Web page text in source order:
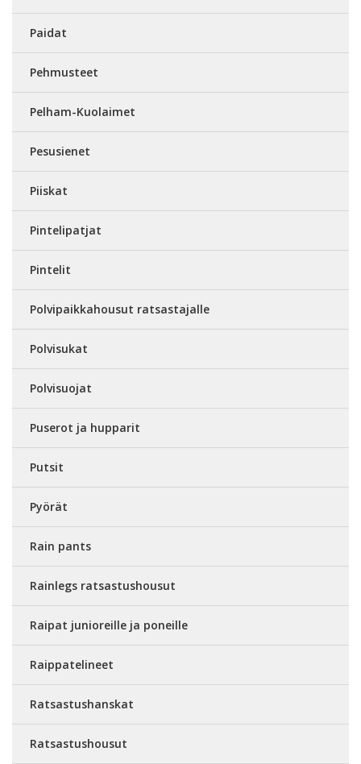
Paidat
Pehmusteet
Pelham-Kuolaimet
Pesusienet
Piiskat
Pintelipatjat
Pintelit
Polvipaikkahousut ratsastajalle
Polvisukat
Polvisuojat
Puserot ja hupparit
Putsit
Pyörät
Rain pants
Rainlegs ratsastushousut
Raipat junioreille ja poneille
Raippatelineet
Ratsastushanskat
Ratsastushousut